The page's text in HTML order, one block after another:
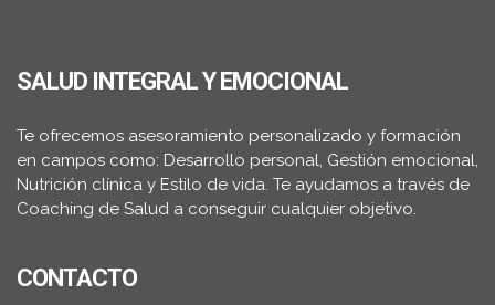
SALUD INTEGRAL Y EMOCIONAL
Te ofrecemos asesoramiento personalizado y formación
en campos como: Desarrollo personal, Gestión emocional,
Nutrición clínica y Estilo de vida. Te ayudamos a través de
Coaching de Salud a conseguir cualquier objetivo.
CONTACTO